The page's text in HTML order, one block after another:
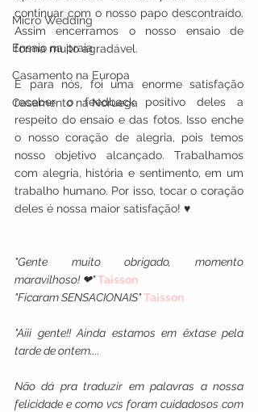
Micro Wedding
Ensaio na praia
Casamento na Europa
Casamento na Noruega
continuar com o nosso papo descontraído.
Assim encerramos o nosso ensaio de
forma muito agradável.
E para nós, foi uma enorme satisfação
receber o feedback positivo deles a
respeito do ensaio e das fotos. Isso enche
o nosso coração de alegria, pois temos
nosso objetivo alcançado. Trabalhamos
com alegria, história e sentimento, em um
trabalho humano. Por isso, tocar o coração
deles é nossa maior satisfação! ♥
"Gente muito obrigado, momento
maravilhoso! ❤" Taisson
"Ficaram SENSACIONAIS" Taisson
"Aiii gente!! Ainda estamos em êxtase pela
tarde de ontem....
Não dá pra traduzir em palavras a nossa
felicidade e como vcs foram cuidadosos com